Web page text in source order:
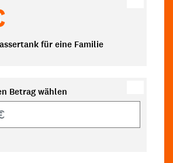
für eine Familie
Betrag wählen